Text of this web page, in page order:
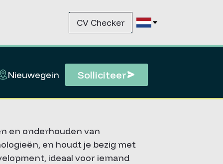
CV Checker
Nieuwegein Solliciteer
en onderhouden van
en houdt je bezig met
ideaal voor iemand